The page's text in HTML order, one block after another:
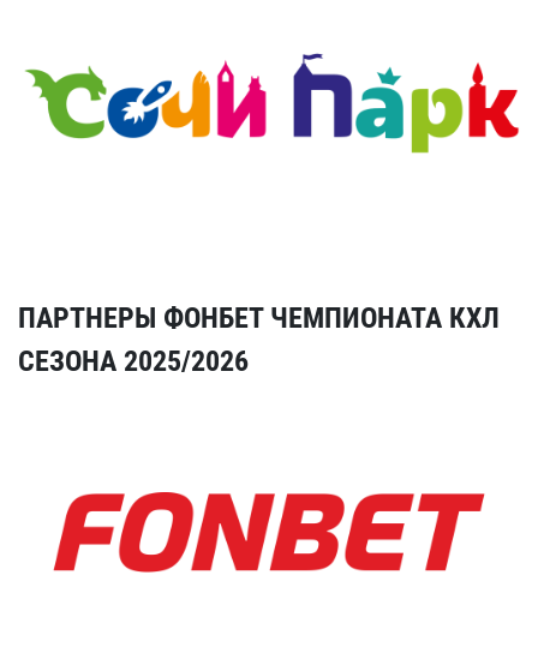
ПАРТНЕРЫ ФОНБЕТ ЧЕМПИОНАТА КХЛ
СЕЗОНА 2025/2026